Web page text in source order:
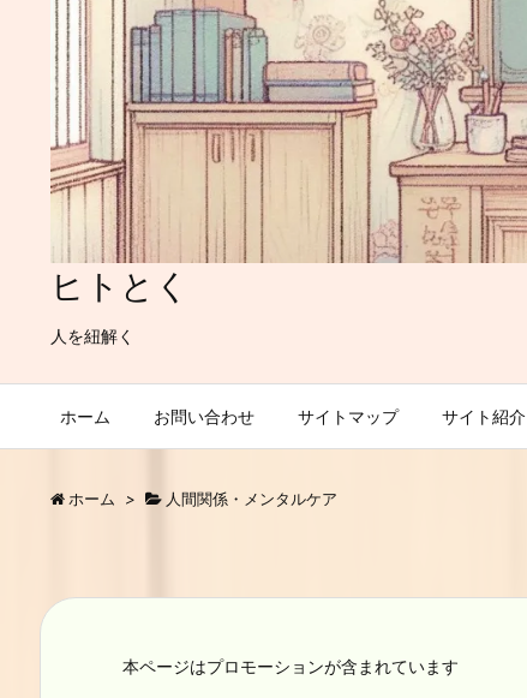
ヒトとく
人を紐解く
ホーム お問い合わせ サイトマップ サイト紹介
ホーム > 人間関係・メンタルケア
本ページはプロモーションが含まれています